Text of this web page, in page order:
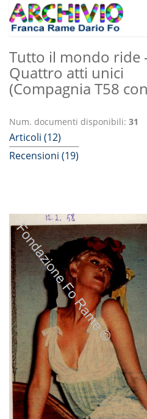
Tutto il mondo ride
Quattro atti unici
(Compagnia T58
Num. documenti disponibili: 31
Articoli (12)
Recensioni (19)